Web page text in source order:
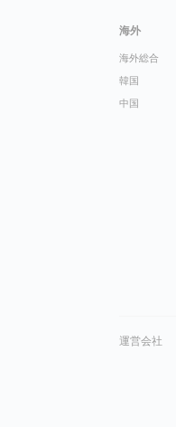
海外
海外総合
韓国
中国
運営会社